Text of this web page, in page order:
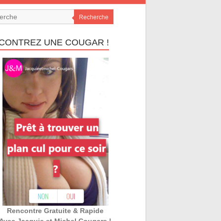
Recherche
UNE COUGAR !
Rencontre Gratuite & Rapide